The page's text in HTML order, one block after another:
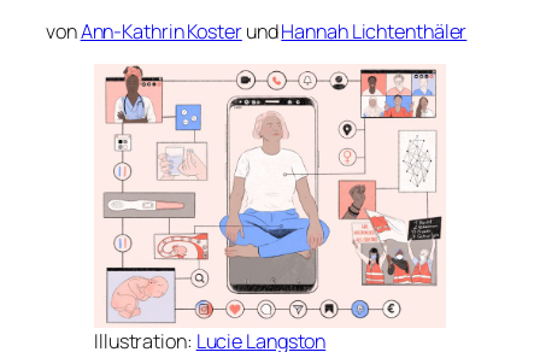
vonAnn-Kathrin KosterundHannah Lichtenthäler
Illustration: Lucie Langston